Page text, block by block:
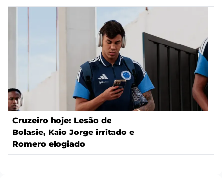
Cruzeiro hoje: Lesão de
Bolasie, Kaio Jorge irritado e
Romero elogiado